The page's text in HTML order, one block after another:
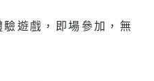
遊戲，即場參加，無